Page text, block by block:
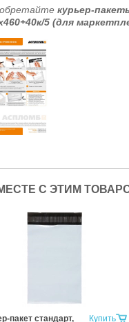
курьер-
5 (для
С ЭТИМ
Купить
пакет стандарт,